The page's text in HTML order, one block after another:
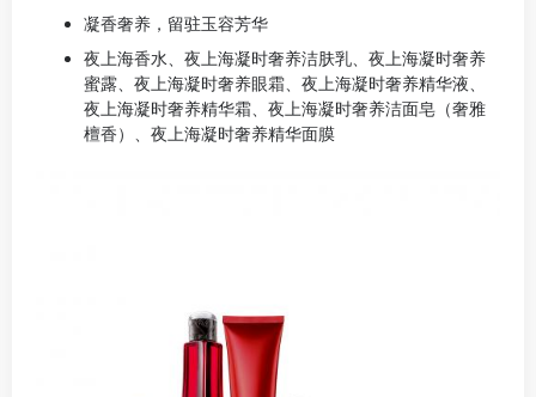
凝香奢养，留驻玉容芳华
夜上海香水、夜上海凝时奢养洁肤乳、夜上海凝时奢养
蜜露、夜上海凝时奢养眼霜、夜上海凝时奢养精华液、
夜上海凝时奢养精华霜、夜上海凝时奢养洁面皂（奢雅
檀香）、夜上海凝时奢养精华面膜